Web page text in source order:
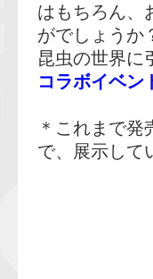
はもちろん、
がでしょうか
昆虫の世界に
コラボイベン
＊これまで
で、展示して